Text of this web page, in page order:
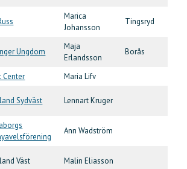
Marica
Johansson
Tingsryd
Ungdom
Maja
Erlandsson
Borås
Center Maria Lifv
Sydväst Lennart Kruger
Ann Wadström
Väst Malin Eliasson